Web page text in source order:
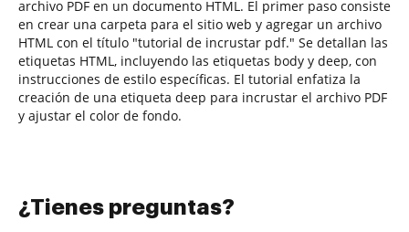
archivo PDF en un documento HTML. El primer paso consiste
en crear una carpeta para el sitio web y agregar un archivo
HTML con el título "tutorial de incrustar pdf." Se detallan las
etiquetas HTML, incluyendo las etiquetas body y deep, con
instrucciones de estilo específicas. El tutorial enfatiza la
creación de una etiqueta deep para incrustar el archivo PDF
y ajustar el color de fondo.
¿Tienes preguntas?